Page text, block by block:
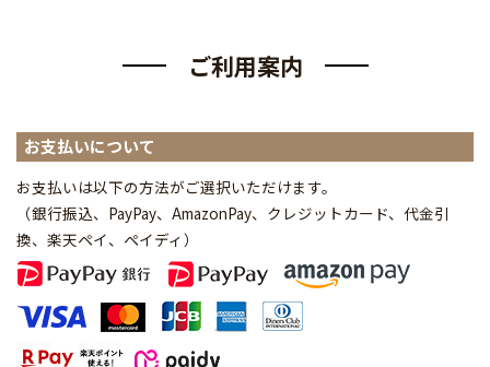
ご利用案内
お支払いについて
お支払いは以下の方法がご選択いただけます。
（銀行振込、PayPay、AmazonPay、クレジットカード、代金引
換、楽天ペイ、ペイディ ）